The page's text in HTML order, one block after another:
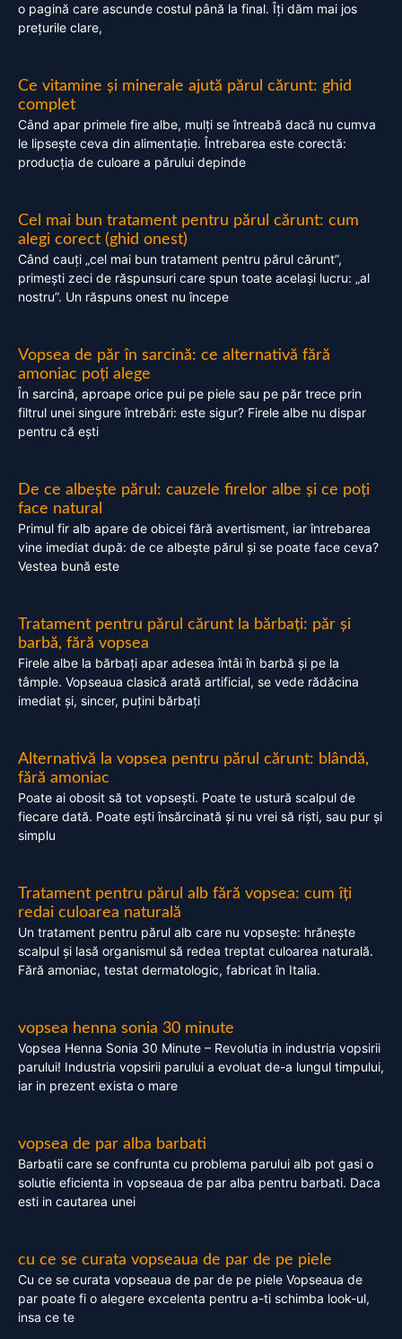
o pagină care ascunde costul până la final. Îți dăm mai jos
prețurile clare,
Ce vitamine și minerale ajută părul cărunt: ghid
complet
Când apar primele fire albe, mulți se întreabă dacă nu cumva
le lipsește ceva din alimentație. Întrebarea este corectă:
producția de culoare a părului depinde
Cel mai bun tratament pentru părul cărunt: cum
alegi corect (ghid onest)
Când cauți „cel mai bun tratament pentru părul cărunt”,
primești zeci de răspunsuri care spun toate același lucru: „al
nostru”. Un răspuns onest nu începe
Vopsea de păr în sarcină: ce alternativă fără
amoniac poți alege
În sarcină, aproape orice pui pe piele sau pe păr trece prin
filtrul unei singure întrebări: este sigur? Firele albe nu dispar
pentru că ești
De ce albește părul: cauzele firelor albe și ce poți
face natural
Primul fir alb apare de obicei fără avertisment, iar întrebarea
vine imediat după: de ce albește părul și se poate face ceva?
Vestea bună este
Tratament pentru părul cărunt la bărbați: păr și
barbă, fără vopsea
Firele albe la bărbați apar adesea întâi în barbă și pe la
tâmple. Vopseaua clasică arată artificial, se vede rădăcina
imediat și, sincer, puțini bărbați
Alternativă la vopsea pentru părul cărunt: blândă,
fără amoniac
Poate ai obosit să tot vopsești. Poate te ustură scalpul de
fiecare dată. Poate ești însărcinată și nu vrei să riști, sau pur și
simplu
Tratament pentru părul alb fără vopsea: cum îți
redai culoarea naturală
Un tratament pentru părul alb care nu vopsește: hrănește
scalpul și lasă organismul să redea treptat culoarea naturală.
Fără amoniac, testat dermatologic, fabricat în Italia.
vopsea henna sonia 30 minute
Vopsea Henna Sonia 30 Minute – Revolutia in industria vopsirii
parului! Industria vopsirii parului a evoluat de-a lungul timpului,
iar in prezent exista o mare
vopsea de par alba barbati
Barbatii care se confrunta cu problema parului alb pot gasi o
solutie eficienta in vopseaua de par alba pentru barbati. Daca
esti in cautarea unei
cu ce se curata vopseaua de par de pe piele
Cu ce se curata vopseaua de par de pe piele Vopseaua de
par poate fi o alegere excelenta pentru a-ti schimba look-ul,
insa ce te